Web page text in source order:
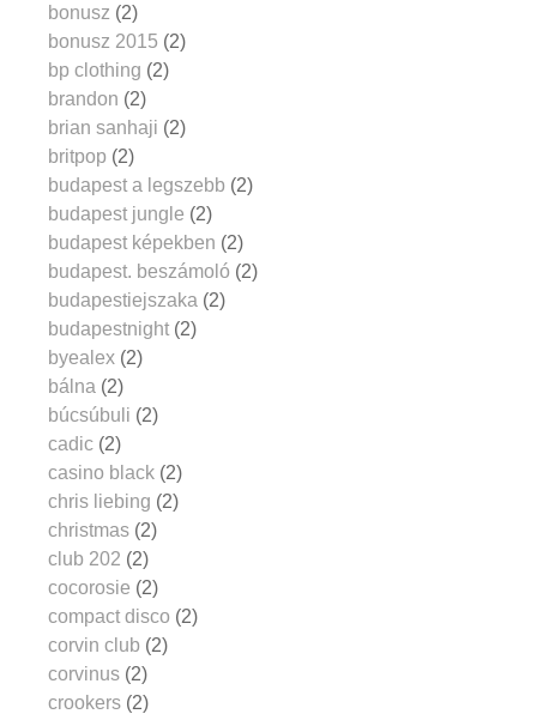
bonusz (2)
bonusz 2015 (2)
bp clothing (2)
brandon (2)
brian sanhaji (2)
britpop (2)
budapest a legszebb (2)
budapest jungle (2)
budapest képekben (2)
budapest. beszámoló (2)
budapestiejszaka (2)
budapestnight (2)
byealex (2)
bálna (2)
búcsúbuli (2)
cadic (2)
casino black (2)
chris liebing (2)
christmas (2)
club 202 (2)
cocorosie (2)
compact disco (2)
corvin club (2)
corvinus (2)
crookers (2)